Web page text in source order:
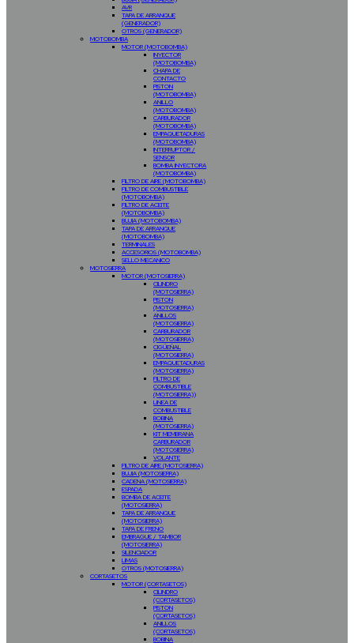
AVR
TAPA DE ARRANQUE
(GENERADOR)
OTROS (GENERADOR)
MOTOBOMBA
MOTOR (MOTOBOMBA)
INYECTOR
(MOTOBOMBA)
CHAPA DE
CONTACTO
PISTON
(MOTOBOMBA)
ANILLO
(MOTOBOMBA)
CARBURADOR
(MOTOBOMBA)
EMPAQUETADURAS
(MOTOBOMBA)
INTERRUPTOR /
SENSOR
BOMBA INYECTORA
(MOTOBOMBA)
FILTRO DE AIRE (MOTOBOMBA)
FILTRO DE COMBUSTIBLE
(MOTOBOMBA)
FILTRO DE ACEITE
(MOTOBOMBA)
BUJIA (MOTOBOMBA)
TAPA DE ARRANQUE
(MOTOBOMBA)
TERMINALES
ACCESORIOS (MOTOBOMBA)
SELLO MECANICO
MOTOSIERRA
MOTOR (MOTOSIERRA)
CILINDRO
(MOTOSIERRA)
PISTON
(MOTOSIERRA)
ANILLOS
(MOTOSIERRA)
CARBURADOR
(MOTOSIERRA)
CIGÜEÑAL
(MOTOSIERRA)
EMPAQUETADURAS
(MOTOSIERRA)
FILTRO DE
COMBUSTIBLE
(MOTOSIERRA))
LINEA DE
COMBUSTIBLE
BOBINA
(MOTOSIERRA)
KIT MEMBRANA
CARBURADOR
(MOTOSIERRA)
VOLANTE
FILTRO DE AIRE (MOTOSIERRA)
BUJIA (MOTOSIERRA)
CADENA (MOTOSIERRA)
ESPADA
BOMBA DE ACEITE
(MOTOSIERRA)
TAPA DE ARRANQUE
(MOTOSIERRA)
TAPA DE FRENO
EMBRAGUE / TAMBOR
(MOTOSIERRA)
SILENCIADOR
LIMAS
OTROS (MOTOSIERRA)
CORTASETOS
MOTOR (CORTASETOS)
CILINDRO
(CORTASETOS)
PISTON
(CORTASETOS)
ANILLOS
(CORTASETOS)
BOBINA